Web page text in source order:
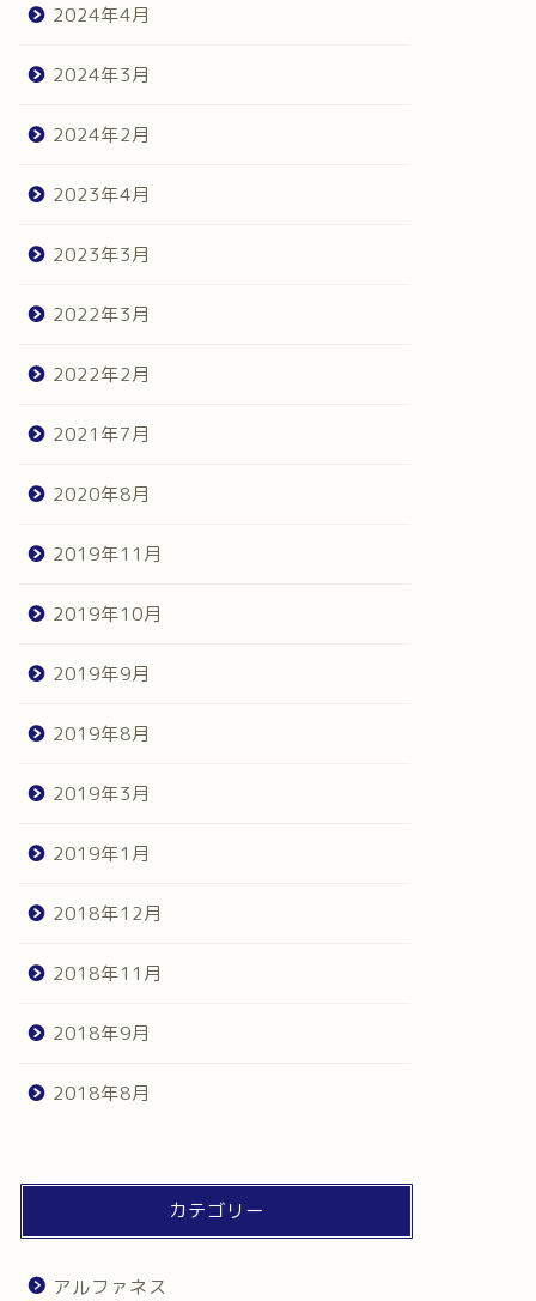
2024年4月
2024年3月
2024年2月
2023年4月
2023年3月
2022年3月
2022年2月
2021年7月
2020年8月
2019年11月
2019年10月
2019年9月
2019年8月
2019年3月
2019年1月
2018年12月
2018年11月
2018年9月
2018年8月
カテゴリー
アルファネス